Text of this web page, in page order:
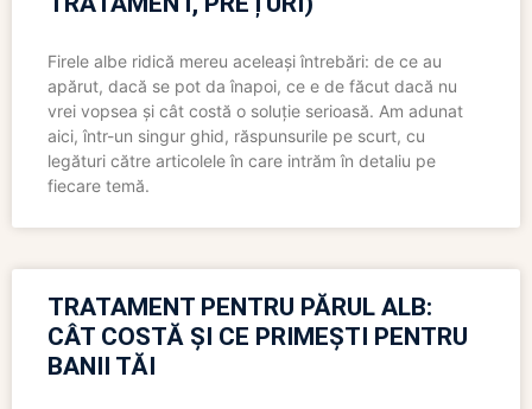
Firele albe ridică mereu aceleași întrebări: de ce au
apărut, dacă se pot da înapoi, ce e de făcut dacă nu
vrei vopsea și cât costă o soluție serioasă. Am adunat
aici, într-un singur ghid, răspunsurile pe scurt, cu
legături către articolele în care intrăm în detaliu pe
fiecare temă.
TRATAMENT PENTRU PĂRUL ALB:
CÂT COSTĂ ȘI CE PRIMEȘTI PENTRU
BANII TĂI